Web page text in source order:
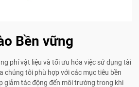
Bền vững
phí vật liệu và tối ưu hóa việc sử dụng tài
chúng tôi phù hợp với các mục tiêu bền
giảm tác động đến môi trường trong khi